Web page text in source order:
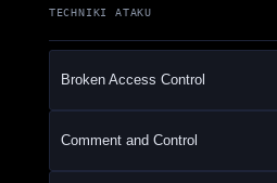
TECHNIKI ATAKU
Broken Access Control
Comment and Control